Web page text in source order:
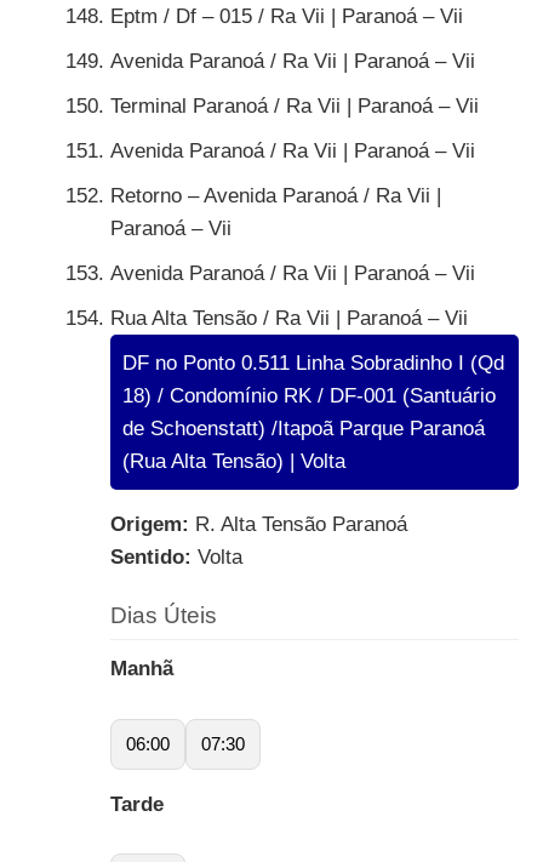
Eptm / Df – 015 / Ra Vii | Paranoá – Vii
Avenida Paranoá / Ra Vii | Paranoá – Vii
Terminal Paranoá / Ra Vii | Paranoá – Vii
Avenida Paranoá / Ra Vii | Paranoá – Vii
Retorno – Avenida Paranoá / Ra Vii |
Paranoá – Vii
Avenida Paranoá / Ra Vii | Paranoá – Vii
Rua Alta Tensão / Ra Vii | Paranoá – Vii
DF no Ponto 0.511 Linha Sobradinho I (Qd
18) / Condomínio RK / DF-001 (Santuário
de Schoenstatt) /Itapoã Parque Paranoá
(Rua Alta Tensão) | Volta
Origem: R. Alta Tensão Paranoá
Sentido: Volta
Dias Úteis
Manhã
06:00 07:30
Tarde